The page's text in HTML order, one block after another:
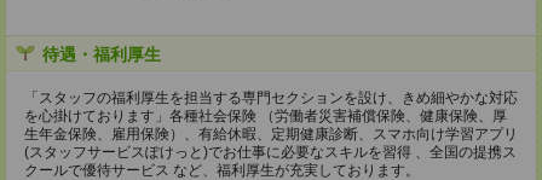
待遇・福利厚生
「スタッフの福利厚生を担当する専門セクションを設け、きめ細やかな対応
を心掛けております」各種社会保険 （労働者災害補償保険、健康保険、厚
生年金保険、雇用保険）、有給休暇、定期健康診断、スマホ向け学習アプリ
(スタッフサービスぽけっと)でお仕事に必要なスキルを習得 、全国の提携ス
クールで優待サービス など、福利厚生が充実しております。